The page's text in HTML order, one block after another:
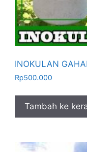
INOKULAN
Rp500.000
Tambah ke